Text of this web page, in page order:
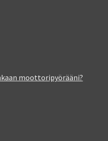
moottoripyörääni?